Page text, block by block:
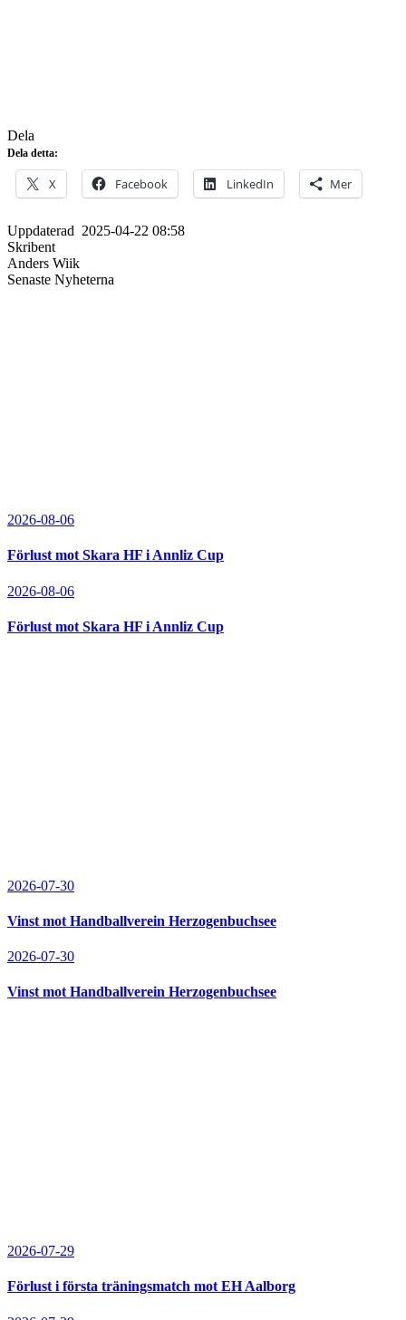
Dela
Dela detta:
X Facebook LinkedIn Mer
Uppdaterad 2025-04-22 08:58
Skribent
Anders Wiik
Senaste Nyheterna
2026-08-06
Förlust mot Skara HF i Annliz Cup
2026-08-06
Förlust mot Skara HF i Annliz Cup
2026-07-30
Vinst mot Handballverein Herzogenbuchsee
2026-07-30
Vinst mot Handballverein Herzogenbuchsee
2026-07-29
Förlust i första träningsmatch mot EH Aalborg